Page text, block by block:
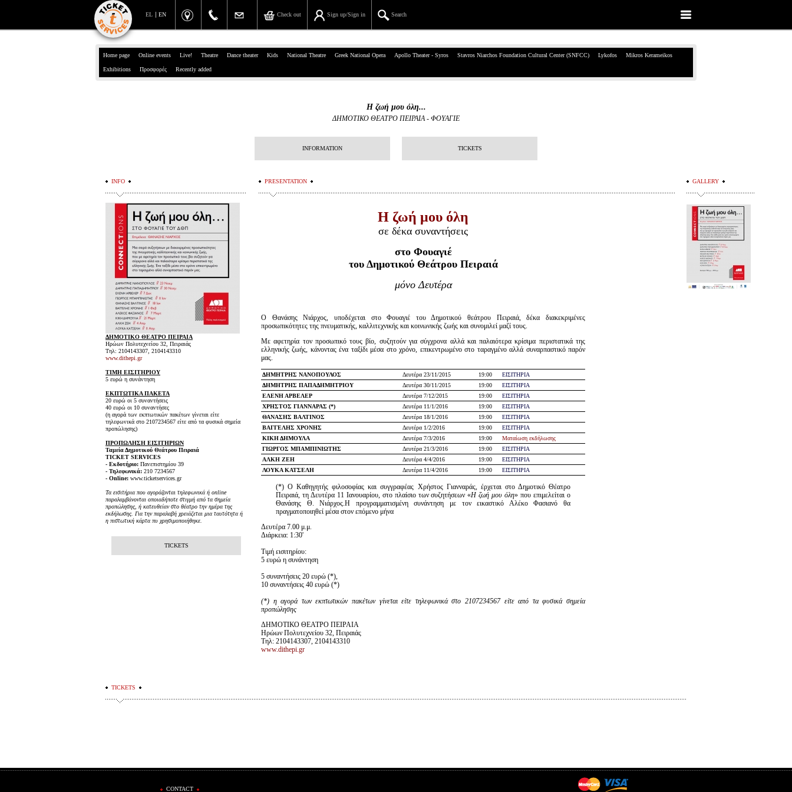
EN
EL Search
Sign up/Sign in
Check out
39, Panepistimiou Str, Athens
Search
Search your order
Personal Data
Είσοδος διαχειριστή
Home page Online events Live! Theatre Dance theater Kids National Theatre Greek National Opera Apollo Theater - Syros Stavros Niarchos Foundation Cultural Center (SNFCC) Lykofos Mikros Kerameikos
Exhibitions Προσφορές Recently added
Η ζωή μου όλη...
ΔΗΜΟΤΙΚΟ ΘΕΑΤΡΟ ΠΕΙΡΑΙΑ - ΦΟΥΑΓΙΕ
INFORMATION TICKETS
PRESENTATION
Η ζωή μου όλη
σε δέκα συναντήσεις
στο Φουαγιέ
του Δημοτικού Θεάτρου Πειραιά
μόνο Δευτέρα
Ο Θανάσης Νιάρχος, υποδέχεται στο Φουαγιέ του Δημοτικού θεάτρου Πειραιά, δέκα διακεκριμένες
προσωπικότητες της πνευματικής, καλλιτεχνικής και κοινωνικής ζωής και συνομιλεί μαζί τους.
Με αφετηρία τον προσωπικό τους βίο, συζητούν για σύγχρονα αλλά και παλαιότερα κρίσιμα περιστατικά της
ελληνικής ζωής, κάνοντας ένα ταξίδι μέσα στο χρόνο, επικεντρωμένο στο ταραγμένο αλλά συναρπαστικό παρόν
μας.
ΔΗΜΗΤΡΗΣ ΝΑΝΟΠΟΥΛΟΣ Δευτέρα 23/11/2015 19:00
ΕΙΣΙΤΗΡΙΑ
ΔΗΜΗΤΡΗΣ ΠΑΠΑΔΗΜΗΤΡΙΟΥ
Δευτέρα 30/11/2015 19:00
ΕΙΣΙΤΗΡΙΑ
ΕΛΕΝΗ ΑΡΒΕΛΕΡ
Δευτέρα 7/12/2015 19:00
ΕΙΣΙΤΗΡΙΑ
ΧΡΗΣΤΟΣ ΓΙΑΝΝΑΡΑΣ (*)
Δευτέρα 11/1/2016 19:00
ΕΙΣΙΤΗΡΙΑ
ΘΑΝΑΣΗΣ ΒΑΛΤΙΝΟΣ
Δευτέρα 18/1/2016 19:00
ΕΙΣΙΤΗΡΙΑ
ΒΑΓΓΕΛΗΣ ΧΡΟΝΗΣ
Δευτέρα 1/2/2016 19:00
ΕΙΣΙΤΗΡΙΑ
ΚΙΚΗ ΔΗΜΟΥΛΑ
Δευτέρα 7/3/2016 19:00
Ματαίωση εκδήλωσης
ΓΙΩΡΓΟΣ ΜΠΑΜΠΙΝΙΩΤΗΣ
Δευτέρα 21/3/2016 19:00
ΕΙΣΙΤΗΡΙΑ
ΑΛΚΗ ΖΕΗ
Δευτέρα 4/4/2016 19:00
ΕΙΣΙΤΗΡΙΑ
ΛΟΥΚΑ ΚΑΤΣΕΛΗ
Δευτέρα 11/4/2016 19:00 ΕΙΣΙΤΗΡΙΑ
(*) Ο Kαθηγητής φιλοσοφίας και συγγραφέας Χρήστος Γιανναράς, έρχεται στο Δημοτικό Θέατρο
Πειραιά, τη Δευτέρα 11 Ιανουαρίου, στο πλαίσιο των συζητήσεων «Η ζωή μου όλη» που επιμελείται ο
Θανάσης Θ. Νιάρχος.Η προγραμματισμένη συνάντηση με τον εικαστικό Αλέκο Φασιανό θα
πραγματοποιηθεί μέσα στον επόμενο μήνα
Δευτέρα 7.00 μ.μ.
Διάρκεια: 1:30'
Τιμή εισιτηρίου:
5 ευρώ η συνάντηση
5 συναντήσεις 20 ευρώ (*),
10 συναντήσεις 40 ευρώ (*)
(*) η αγορά των εκπτωτικών πακέτων γίνεται είτε τηλεφωνικά στο 2107234567 είτε από τα φυσικά σημεία
προπώλησης
ΔΗΜΟΤΙΚΟ ΘΕΑΤΡΟ ΠΕΙΡΑΙΑ
Ηρώων Πολυτεχνείου 32, Πειραιάς
Τηλ: 2104143307, 2104143310
www.dithepi.gr
INFO
ΔΗΜΟΤΙΚΟ ΘΕΑΤΡΟ ΠΕΙΡΑΙΑ
Ηρώων Πολυτεχνείου 32, Πειραιάς
Τηλ: 2104143307, 2104143310
www.dithepi.gr
ΤΙΜΗ ΕΙΣΙΤΗΡΙΟΥ
5 ευρώ η συνάντηση
ΕΚΠΤΩΤΙΚΑ ΠΑΚΕΤΑ
20 ευρώ οι 5 συναντήσεις
40 ευρώ οι 10 συναντήσες
(η αγορά των εκπτωτικών πακέτων γίνεται είτε
τηλεφωνικά στο 2107234567 είτε από τα φυσικά σημεία
προπώλησης)
ΠΡΟΠΩΛΗΣΗ ΕΙΣΙΤΗΡΙΩΝ
Ταμεία Δημοτικού Θεάτρου Πειραιά
TICKET SERVICES
- Εκδοτήριο: Πανεπιστημίου 39
- Τηλεφωνικά: 210 7234567
- Online: www.ticketservices.gr
Τα εισιτήρια που αγοράζονται τηλεφωνικά ή online
παραλαμβάνονται οποιαδήποτε στιγμή από τα σημεία
προπώλησης, ή κατευθείαν στο θέατρο την ημέρα της
εκδήλωσης. Για την παραλαβή χρειάζεται μια ταυτότητα ή
η πιστωτική κάρτα πυ χρησιμοποιήθηκε.
TICKETS
GALLERY
TICKETS
CONTACT